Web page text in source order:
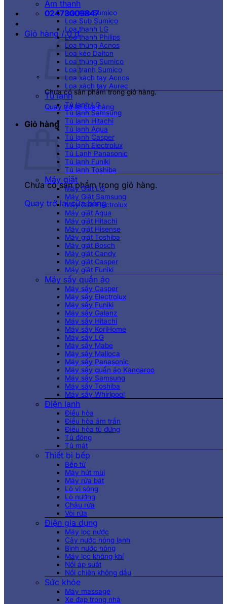
02473003847
Giỏ hàng /0₫
Chưa có sản phẩm trong giỏ hàng.
Quay trở lại cửa hàng
Giỏ hàng
Chưa có sản phẩm trong giỏ hàng.
Quay trở lại cửa hàng
Âm thanh
Loa kéo Sumico
Loa Sub Sumico
Loa thanh LG
Loa thanh Philips
Loa thùng Acnos
Loa kéo Dalton
Loa thùng Sumico
Loa tranh Sumico
Loa xách tay Acnos
Loa xách tay Aurec
Tủ lạnh
Tủ lạnh LG
Tủ lạnh Samsung
Tủ lạnh Hitachi
Tủ lạnh Aqua
Tủ lạnh Casper
Tủ lạnh Electrolux
Tủ Lạnh Panasonic
Tủ lạnh Funiki
Tủ lạnh Toshiba
Máy giặt
Máy Giặt LG
Máy Giặt Samsung
Máy Giặt Electrolux
Máy giặt Aqua
Máy giặt Hitachi
Máy giặt Hisense
Máy giặt Toshiba
Máy giặt Bosch
Máy giặt Candy
Máy giặt Casper
Máy giặt Funiki
Máy sấy quần áo
Máy sấy Casper
Máy sấy Electrolux
Máy sấy Funiki
Máy sấy Galanz
Máy sấy Hitachi
Máy sấy KoriHome
Máy sấy LG
Máy sấy Mabe
Máy sấy Malloca
Máy sấy Panasonic
Máy sấy quần áo Kangaroo
Máy sấy Samsung
Máy sấy Toshiba
Máy sấy Whirlpool
Điện lạnh
Điều hòa
Điều hòa âm trần
Điều hòa tủ đứng
Tủ đông
Tủ mát
Thiết bị bếp
Bếp từ
Máy hút mùi
Máy rửa bát
Lò vi sóng
Lò nướng
Chậu rửa
Vòi rửa
Điện gia dụng
Máy lọc nước
Cây nước nóng lạnh
Bình nước nóng
Máy lọc không khí
Nồi áp suất
Nồi chiên không dầu
Sức khỏe
Máy massage
Xe đạp trong nhà